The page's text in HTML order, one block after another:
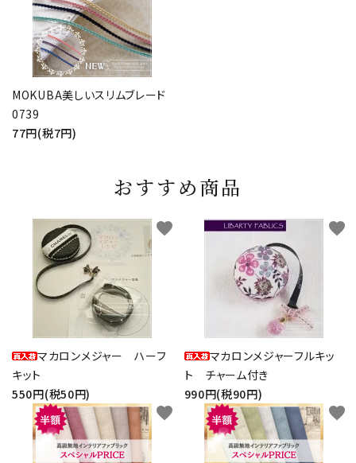
MOKUBA美しいスリムブレード
0739
77円(税7円)
おすすめ商品
マカロンメジャー ハーフ
キット
550円(税50円)
favorite
マカロンメジャーフルキッ
ト チャーム付き
990円(税90円)
favorite
favorite favorite